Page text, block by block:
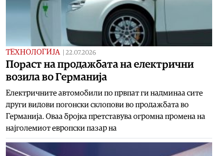
ТЕХНОЛОГИЈА 22.07.2026
Пораст на продажбата на електрични
возила во Германија
Електричните автомобили по првпат ги надминаа сите
други видови погонски склопови во продажбата во
Германија. Оваа бројка претставува огромна промена на
најголемиот европски пазар на